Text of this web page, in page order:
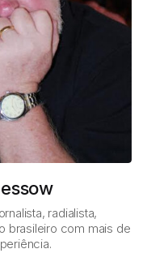
radialista,
brasileiro com mais de